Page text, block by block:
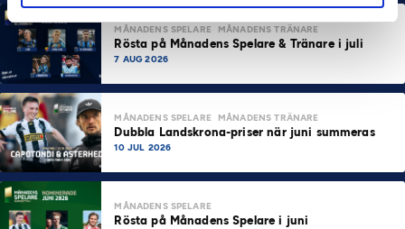
MÅNADENS SPELARE MÅNADENS TRÄNARE
Rösta på Månadens Spelare & Tränare i juli
7 AUG 2026
MÅNADENS SPELARE MÅNADENS TRÄNARE
Dubbla Landskrona-priser när juni summeras
10 JUL 2026
MÅNADENS SPELARE
Rösta på Månadens Spelare i juni